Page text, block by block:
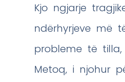
Kjo ngjarje
ndërhyrjeve më
probleme të
Metoq, i njohur